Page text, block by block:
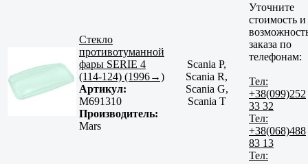
Стекло
противотуманной
фары SERIE 4
(114-124) (1996→)
Артикул:
M691310
Производитель:
Mars
Scania P,
Scania R,
Scania G,
Scania T
Уточните
стоимость и
заказа по
телефонам:
Тел:
+38(099)252
33 32
Тел:
+38(068)488
83 13
Тел: